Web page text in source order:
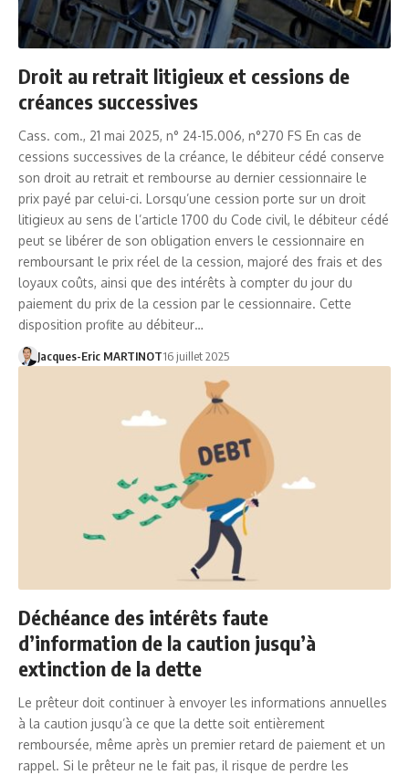
Droit au retrait litigieux et cessions de
créances successives
Cass. com., 21 mai 2025, n° 24-15.006, n°270 FS En cas de
cessions successives de la créance, le débiteur cédé conserve
son droit au retrait et rembourse au dernier cessionnaire le
prix payé par celui-ci. Lorsqu’une cession porte sur un droit
litigieux au sens de l’article 1700 du Code civil, le débiteur cédé
peut se libérer de son obligation envers le cessionnaire en
remboursant le prix réel de la cession, majoré des frais et des
loyaux coûts, ainsi que des intérêts à compter du jour du
paiement du prix de la cession par le cessionnaire. Cette
disposition profite au débiteur…
Jacques-Eric MARTINOT16 juillet 2025
Déchéance des intérêts faute
d’information de la caution jusqu’à
extinction de la dette
Le prêteur doit continuer à envoyer les informations annuelles
à la caution jusqu’à ce que la dette soit entièrement
remboursée, même après un premier retard de paiement et un
rappel. Si le prêteur ne le fait pas, il risque de perdre les